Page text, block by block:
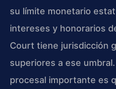
su límite monetario
intereses y honorarios
Court tiene jurisdicción
superiores a ese
procesal importante es